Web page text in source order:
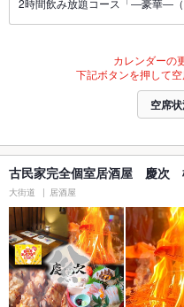
カレンダーの
下記ボタンを押して空
空席
古民家完全個室居酒屋 慶次
大街道 居酒屋